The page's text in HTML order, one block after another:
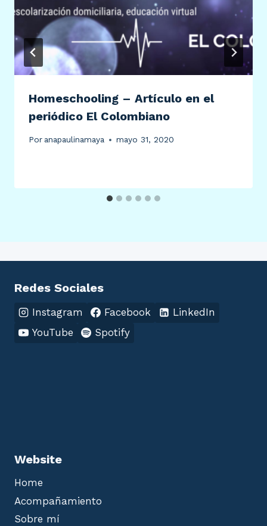
Homeschooling – Artículo en el
periódico El Colombiano
Por anapaulinamaya mayo 31, 2020
Redes Sociales
Instagram Facebook
LinkedIn
YouTube
Spotify
Website
Home
Acompañamiento
Sobre mí